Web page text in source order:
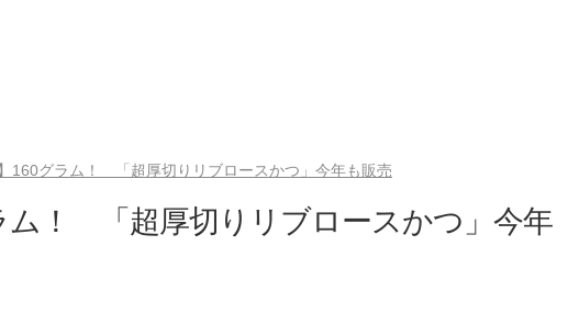
】160グラム！ 「超厚切りリブロースかつ」今年も販売
ム！ 「超厚切りリブロースかつ」今年